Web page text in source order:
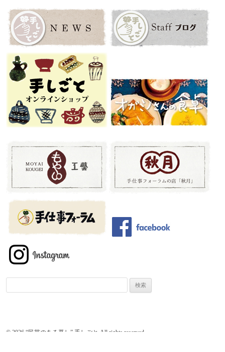
索:
© 2026 “民芸のある暮し” 手しごと All rights reserved.